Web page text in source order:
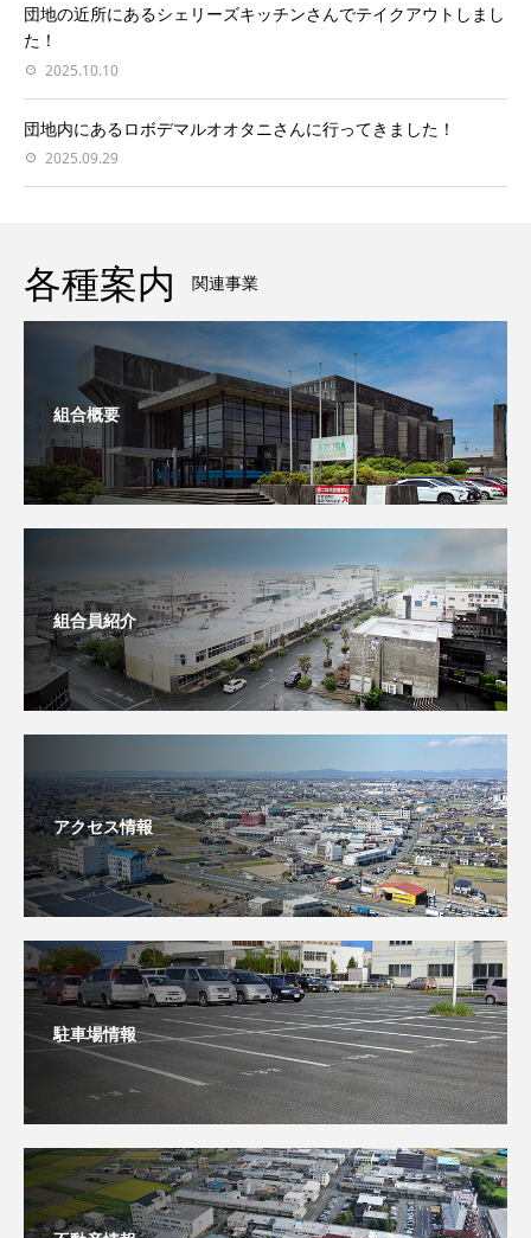
団地の近所にあるシェリーズキッチンさんでテイクアウトしまし
た！
2025.10.10
団地内にあるロボデマルオオタニさんに行ってきました！
2025.09.29
各種案内 関連事業
組合概要
組合員紹介
アクセス情報
駐車場情報